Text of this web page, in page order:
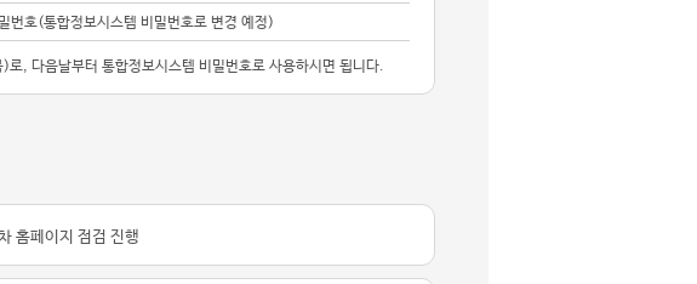
번호(통합정보시스템 비밀번호로 변경 예정)
, 다음날부터 통합정보시스템 비밀번호로 사용하시면 됩니다.
홈페이지 점검 진행